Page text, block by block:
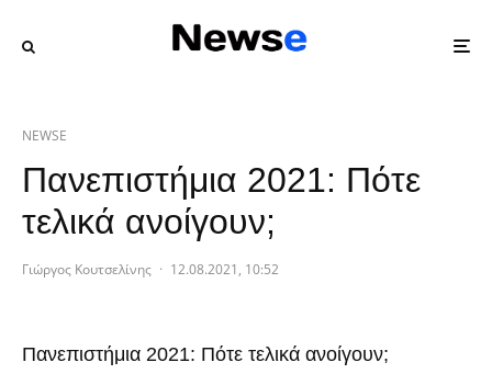
NEWSE
Πανεπιστήμια 2021: Πότε
τελικά ανοίγουν;
Γιώργος Κουτσελίνης · 12.08.2021, 10:52
Πανεπιστήμια 2021: Πότε τελικά ανοίγουν;